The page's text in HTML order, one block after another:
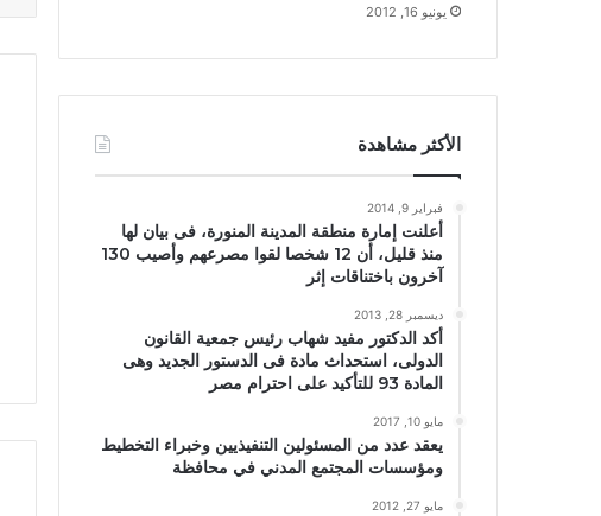
يونيو 16, 2012
الأكثر مشاهدة
فبراير 9, 2014
أعلنت إمارة منطقة المدينة المنورة، فى بيان لها
منذ قليل، أن 12 شخصا لقوا مصرعهم وأصيب 130
آخرون باختناقات إثر
ديسمبر 28, 2013
أكد الدكتور مفيد شهاب رئيس جمعية القانون
الدولى، استحداث مادة فى الدستور الجديد وهى
المادة 93 للتأكيد على احترام مصر
مايو 10, 2017
يعقد عدد من المسئولين التنفيذيين وخبراء التخطيط
ومؤسسات المجتمع المدني في محافظة
مايو 27, 2012